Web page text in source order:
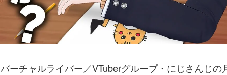
バーチャルライバー／VTuberグループ・にじさんじの